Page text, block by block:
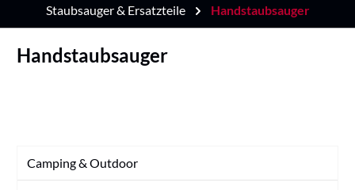
Staubsauger & Ersatzteile
Handstaubsauger
Handstaubsauger
Camping & Outdoor